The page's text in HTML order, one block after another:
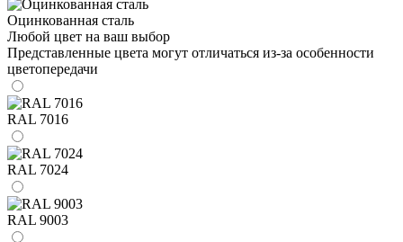
Оцинкованная сталь
Любой цвет на ваш выбор
Представленные цвета могут отличаться из-за особенности
цветопередачи
RAL 7016
RAL 7024
RAL 9003